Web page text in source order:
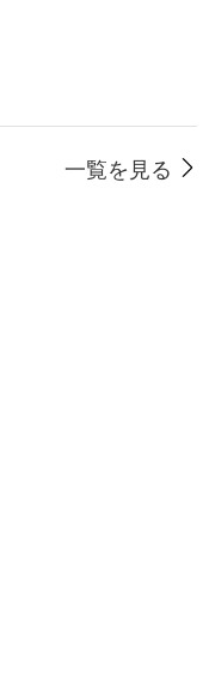
一覧を見る